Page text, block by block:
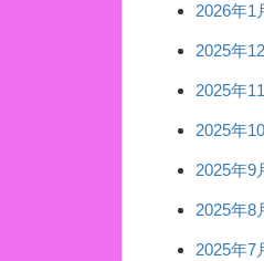
2026年1
2025年
2025年
2025年
2025年9
2025年8
2025年7